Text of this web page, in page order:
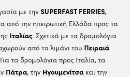
με την SUPERFAST FERRIES,
από την ηπειρωτική Ελλάδα προς τα
Ιταλίας. Σχετικά με τα δρομολόγια
από το λιμάνι του Πειραιά
τα δρομολόγια προς Ιταλία, τα
Πάτρα, την Ηγουμενίτσα και την